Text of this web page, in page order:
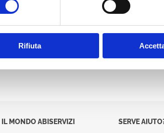
Rifiuta
IL MONDO ABISERVIZI SERVE